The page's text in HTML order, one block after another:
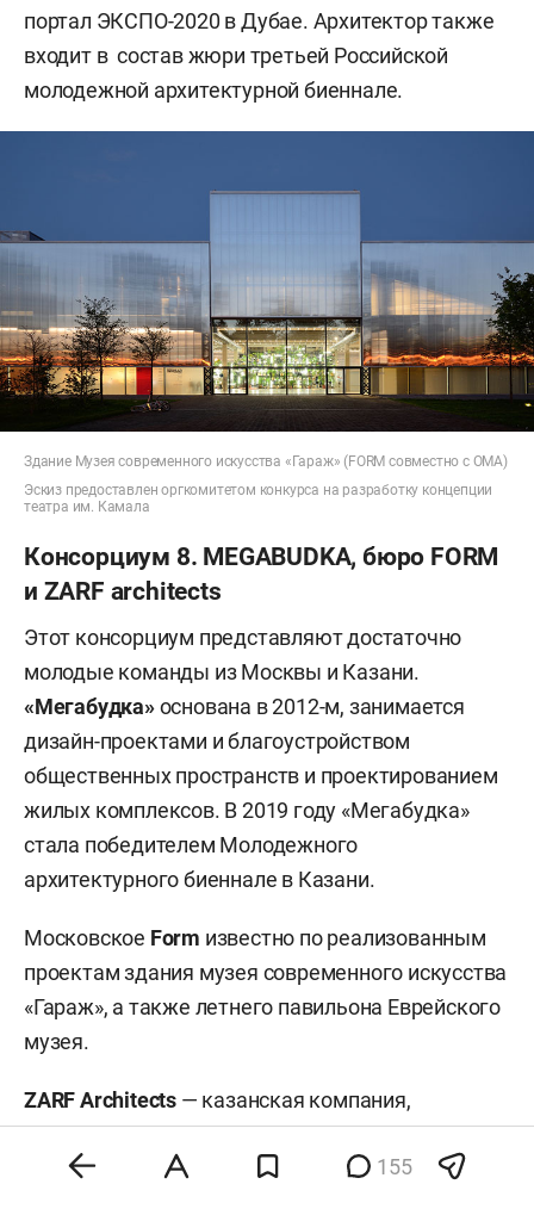
портал ЭКСПО-2020 в Дубае. Архитектор также
входит в состав жюри третьей Российской
молодежной архитектурной биеннале.
Здание Музея современного искусства «Гараж» (FORM совместно с OMA)
Эскиз предоставлен оргкомитетом конкурса на разработку концепции
театра им. Камала
Консорциум 8. MEGABUDKA, бюро FORM
и ZARF architects
Этот консорциум представляют достаточно
молодые команды из Москвы и Казани.
«Мегабудка»основана в 2012-м, занимается
дизайн-проектами и благоустройством
общественных пространств и проектированием
жилых комплексов. В 2019 году «Мегабудка»
стала победителем Молодежного
архитектурного биеннале в Казани.
Московское Form известно по реализованным
проектам здания музея современного искусства
«Гараж», а также летнего павильона Еврейского
музея.
ZARF Аrchitects — казанская компания,
основанная в 2018 году. Занимается
интерьерами частных пространств 155